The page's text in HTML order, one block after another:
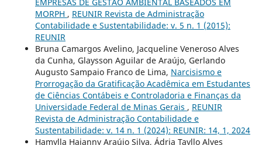
MORPH , REUNIR Revista de Administração
Contabilidade e Sustentabilidade: v. 5 n. 1 (2015):
REUNIR
Bruna Camargos Avelino, Jacqueline Veneroso Alves
da Cunha, Glaysson Aguilar de Araújo, Gerlando
Augusto Sampaio Franco de Lima, Narcisismo e
Prorrogação da Gratificação Acadêmica em Estudantes
de Ciências Contábeis e Controladoria e Finanças da
Universidade Federal de Minas Gerais , REUNIR
Revista de Administração Contabilidade e
Sustentabilidade: v. 14 n. 1 (2024): REUNIR: 14, 1, 2024
Hamylla Haianny Araújo Silva, Ádria Tayllo Alves